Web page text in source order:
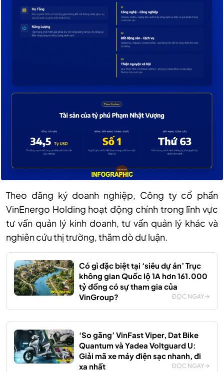
Theo đăng ký doanh nghiệp, Công ty cổ phần
VinEnergo Holding hoạt động chính trong lĩnh vực
tư vấn quản lý kinh doanh, tư vấn quản lý khác và
nghiên cứu thị trường, thăm dò dư luận.
Có gì đặc biệt tại ‘siêu dự án’ Trục
không gian Quốc lộ 1A hơn 161.000
tỷ đồng có sự tham gia của
VinGroup?
ĐỌC NGAY
‘So găng’ VinFast Viper, Dat Bike
Quantum và Yadea Voltguard U:
Giải mã xe máy điện sạc nhanh, đi
xa nhất
ĐỌC NGAY